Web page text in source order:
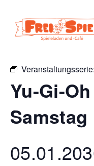
« Alle Veranstaltungen
Veranstaltungsserie:
Yu-Gi-
Samstag